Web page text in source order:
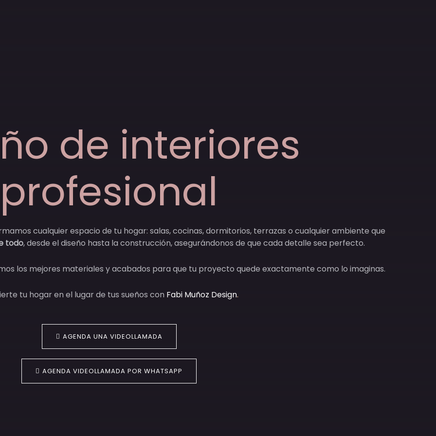
de interiores
profesional
cualquier espacio de tu hogar: salas, cocinas, dormitorios, terrazas o cualquier ambiente que
todo, desde el diseño hasta la construcción, asegurándonos de que cada detalle sea perfecto.
los mejores materiales y acabados para que tu proyecto quede exactamente como lo imaginas.
tu hogar en el lugar de tus sueños con Fabi Muñoz Design.
AGENDA UNA VIDEOLLAMADA
AGENDA VIDEOLLAMADA POR WHATSAPP